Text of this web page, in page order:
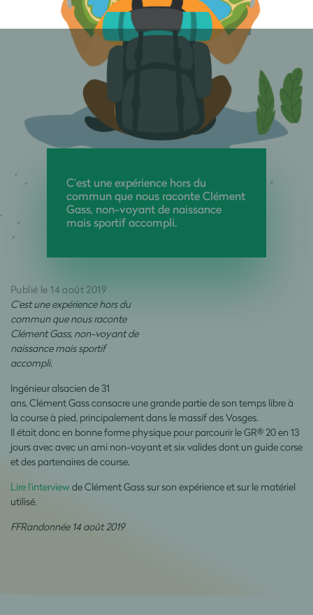
C'est une expérience hors du
commun que nous raconte Clément
Gass, non-voyant de naissance
mais sportif accompli.
Publié le 14 août 2019
C'est une expérience hors du
commun que nous raconte
Clément Gass, non-voyant de
naissance mais sportif
accompli.
Ingénieur alsacien de 31
ans, Clément Gass consacre une grande partie de son temps libre à
la course à pied, principalement dans le massif des Vosges.
Il était donc en bonne forme physique pour parcourir le GR® 20 en 13
jours avec avec un ami non-voyant et six valides dont un guide corse
et des partenaires de course.
Lire l’interviewde Clément Gass sur son expérience et sur le matériel
utilisé.
FFRandonnée 14 août 2019